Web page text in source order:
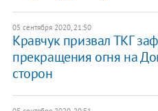
05 сентября 2020, 21:50
Кравчук призвал ТКГ
прекращения огня на
сторон